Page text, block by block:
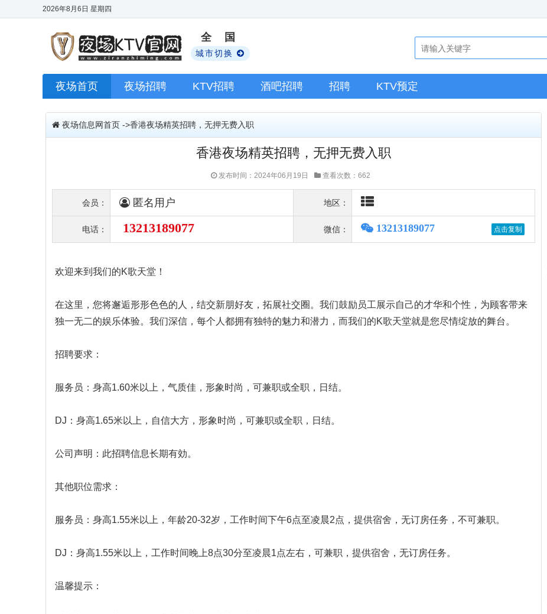
2026年8月6日 星期四
全 国
城市切换
夜场首页 夜场招聘 KTV招聘 酒吧招聘 招聘 KTV预定
夜场信息网首页 ->香港夜场精英招聘，无押无费入职
香港夜场精英招聘，无押无费入职
发布时间：2024年06月19日 查看次数：662
会员： 匿名用户 地区：
电话： 13213189077 微信： 13213189077
欢迎来到我们的K歌天堂！
在这里，您将邂逅形形色色的人，结交新朋好友，拓展社交圈。我们鼓励员工展示自己的才华和个性，为顾客带来
独一无二的娱乐体验。我们深信，每个人都拥有独特的魅力和潜力，而我们的K歌天堂就是您尽情绽放的舞台。
招聘要求：
服务员：身高1.60米以上，气质佳，形象时尚，可兼职或全职，日结。
DJ：身高1.65米以上，自信大方，形象时尚，可兼职或全职，日结。
公司声明：此招聘信息长期有効。
其他职位需求：
服务员：身高1.55米以上，年龄20-32岁，工作时间下午6点至凌晨2点，提供宿舍，无订房任务，不可兼职。
DJ：身高1.55米以上，工作时间晚上8点30分至凌晨1点左右，可兼职，提供宿舍，无订房任务。
温馨提示：